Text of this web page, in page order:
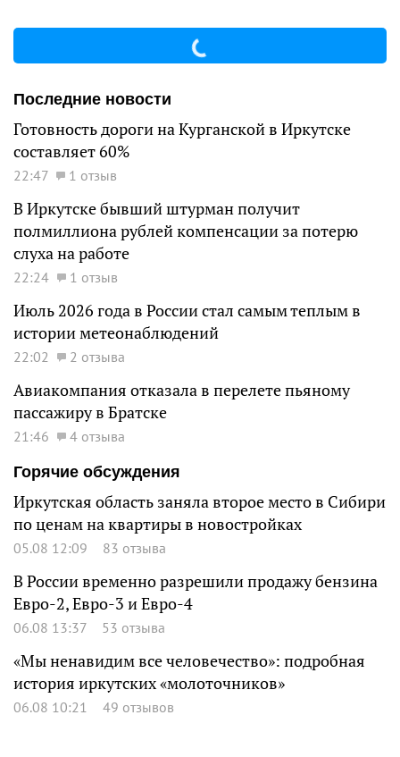
Последние новости
Готовность дороги на Курганской в Иркутске
составляет 60%
22:47 1 отзыв
В Иркутске бывший штурман получит
полмиллиона рублей компенсации за потерю
слуха на работе
22:24 1 отзыв
Июль 2026 года в России стал самым теплым в
истории метеонаблюдений
22:02 2 отзыва
Авиакомпания отказала в перелете пьяному
пассажиру в Братске
21:46
4 отзыва
Горячие обсуждения
Иркутская область заняла второе место в Сибири
по ценам на квартиры в новостройках
05.08 12:09 83 отзыва
В России временно разрешили продажу бензина
Евро-2, Евро-3 и Евро-4
06.08 13:37 53 отзыва
«Мы ненавидим все человечество»: подробная
история иркутских «молоточников»
06.08 10:21 49 отзывов